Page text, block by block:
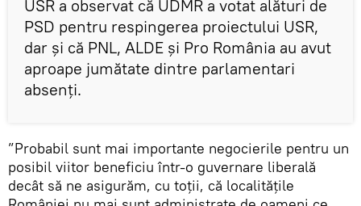
USR a observat că UDMR a votat alături de
PSD pentru respingerea proiectului USR,
dar şi că PNL, ALDE şi Pro România au avut
aproape jumătate dintre parlamentari
absenţi.
”Probabil sunt mai importante negocierile pentru un
posibil viitor beneficiu într-o guvernare liberală
decât să ne asigurăm, cu toţii, că localităţile